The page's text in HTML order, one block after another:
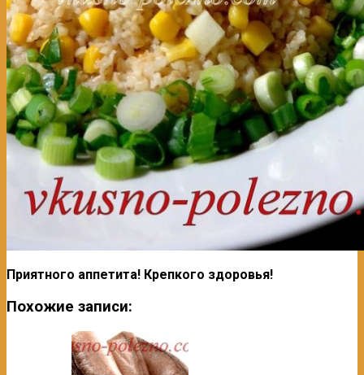
Приятного аппетита! Крепкого здоровья!
Похожие записи: